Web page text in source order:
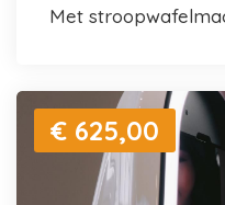
met
€ 625,00